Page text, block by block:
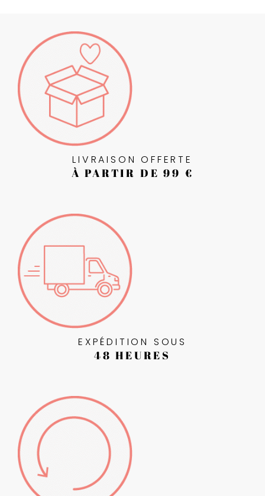
LIVRAISON OFFERTE
À PARTIR DE 99 €
EXPÉDITION SOUS
48 HEURES